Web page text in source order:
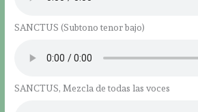
SANCTUS (Subtono tenor bajo)
SANCTUS, Mezcla de todas las voces